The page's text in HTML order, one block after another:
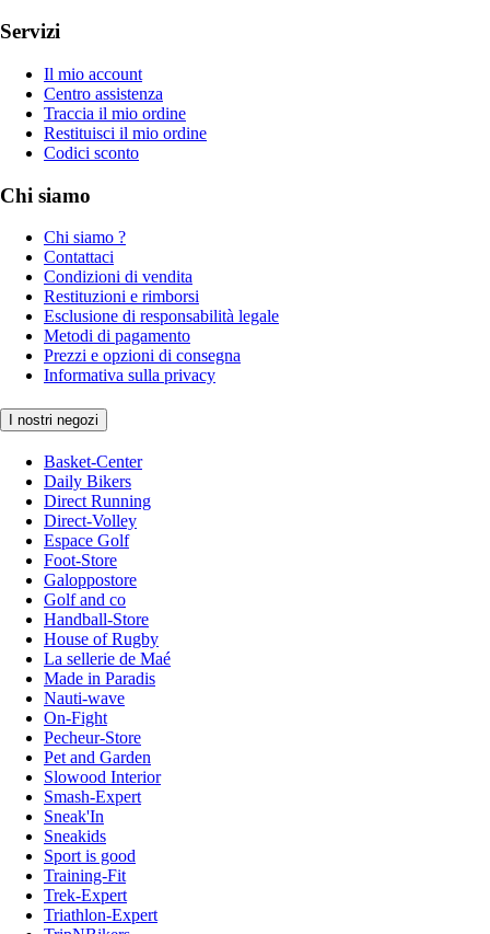
Servizi
Il mio account
Centro assistenza
Traccia il mio ordine
Restituisci il mio ordine
Codici sconto
Chi siamo
Chi siamo ?
Contattaci
Condizioni di vendita
Restituzioni e rimborsi
Esclusione di responsabilità legale
Metodi di pagamento
Prezzi e opzioni di consegna
Informativa sulla privacy
I nostri negozi
Basket-Center
Daily Bikers
Direct Running
Direct-Volley
Espace Golf
Foot-Store
Galoppostore
Golf and co
Handball-Store
House of Rugby
La sellerie de Maé
Made in Paradis
Nauti-wave
On-Fight
Pecheur-Store
Pet and Garden
Slowood Interior
Smash-Expert
Sneak'In
Sneakids
Sport is good
Training-Fit
Trek-Expert
Triathlon-Expert